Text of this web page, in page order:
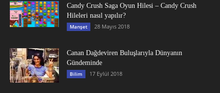
Candy Crush Saga Oyun Hilesi – Candy Crush
Hileleri nasıl yapılır?
Manşet 28 Mayıs 2018
Canan Dağdeviren Buluşlarıyla Dünyanın
Gündeminde
Bilim 17 Eylül 2018